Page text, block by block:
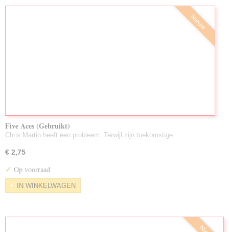
Nieuw
Five Aces (Gebruikt)
Chris Martin heeft een probleem. Terwijl zijn toekomstige…
€ 2,75
✓ Op voorraad
IN WINKELWAGEN